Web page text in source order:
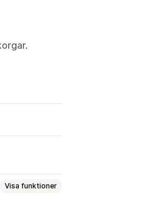
Visa funktioner